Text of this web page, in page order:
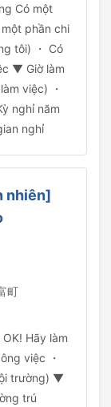
Có một
phần chi
tôi) ・ Có
▼ Giờ làm
việc) ・
nghỉ năm
nghỉ
nhiên]
町
Hãy làm
việc ・
trường) ▼
trú